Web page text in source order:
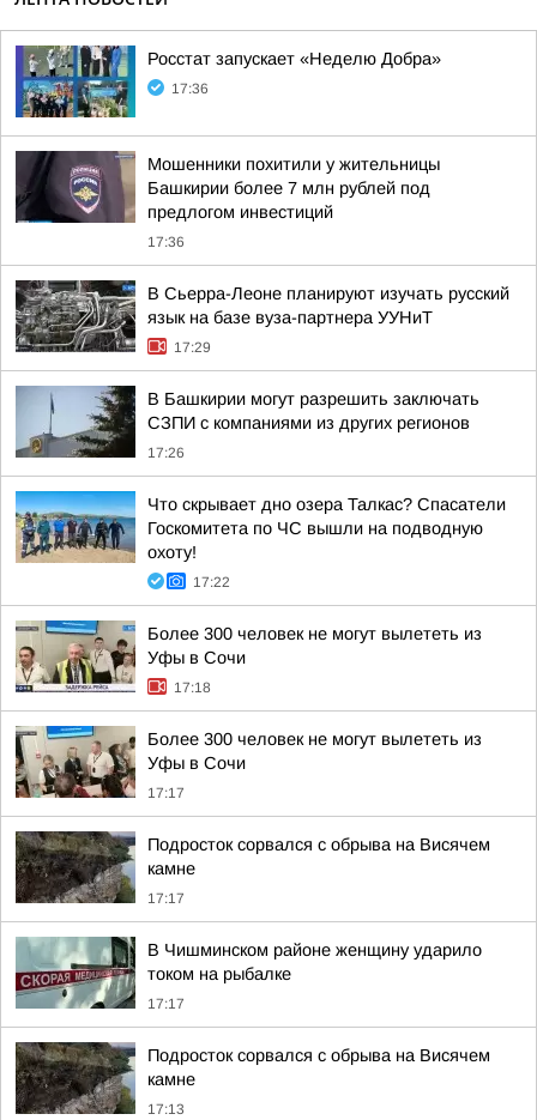
Росстат запускает «Неделю Добра»
17:36
Мошенники похитили у жительницы
Башкирии более 7 млн рублей под
предлогом инвестиций
17:36
В Сьерра-Леоне планируют изучать русский
язык на базе вуза-партнера УУНиТ
17:29
В Башкирии могут разрешить заключать
СЗПИ с компаниями из других регионов
17:26
Что скрывает дно озера Талкас? Спасатели
Госкомитета по ЧС вышли на подводную
охоту!
17:22
Более 300 человек не могут вылететь из
Уфы в Сочи
17:18
Более 300 человек не могут вылететь из
Уфы в Сочи
17:17
Подросток сорвался с обрыва на Висячем
камне
17:17
В Чишминском районе женщину ударило
током на рыбалке
17:17
Подросток сорвался с обрыва на Висячем
камне
17:13